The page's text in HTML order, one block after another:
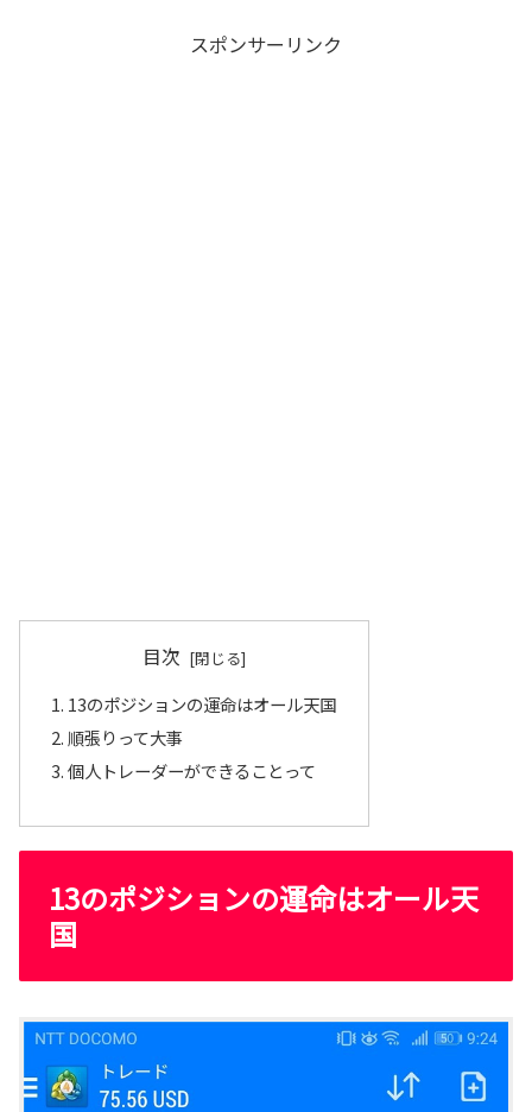
スポンサーリンク
目次
13のポジションの運命はオール天国
順張りって大事
個人トレーダーができることって
13のポジションの運命はオール天
国